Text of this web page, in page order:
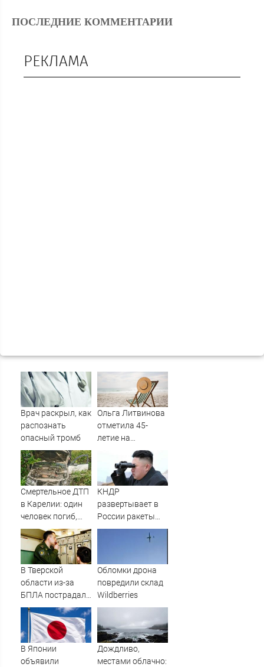
ПОСЛЕДНИЕ КОММЕНТАРИИ
РЕКЛАМА
Врач раскрыл, как
распознать
опасный тромб
Ольга Литвинова
отметила 45-
летие на
турецком курорте
Смертельное ДТП
в Карелии: один
человек погиб,
трое пострадали
(ФОТО)
КНДР
развертывает в
России ракеты
для ударов по
В Тверской
области из-за
БПЛА пострадал
склад
Вайлдберриз и
постройки в СНТ
– Новости Твери и
городов Тверской
Обломки дрона
повредили склад
Wildberries
В Японии
объявили
Дождливо,
местами облачно: